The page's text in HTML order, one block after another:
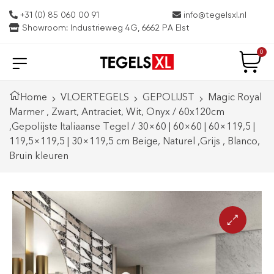
+31 (0) 85 060 00 91
info@tegelsxl.nl
Showroom: Industrieweg 4G, 6662 PA Elst
0
Home VLOERTEGELS GEPOLIJST
Magic Royal
Marmer , Zwart, Antraciet, Wit, Onyx / 60x120cm
,Gepolijste Italiaanse Tegel / 30×60 | 60×60 | 60×119,5 |
119,5×119,5 | 30×119,5 cm Beige, Naturel ,Grijs , Blanco,
Bruin kleuren